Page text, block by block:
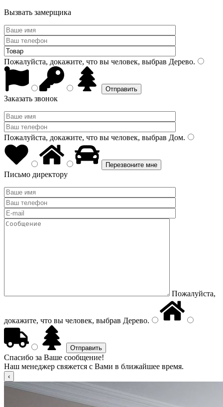
Вызвать замерщика
Пожалуйста, докажите, что вы человек, выбрав Дерево.
Заказать звонок
Пожалуйста, докажите, что вы человек, выбрав Дом.
Письмо директору
Пожалуйста,
докажите, что вы человек, выбрав Дерево.
Спасибо за Ваше сообщение!
Наш менеджер свяжется с Вами в ближайшее время.